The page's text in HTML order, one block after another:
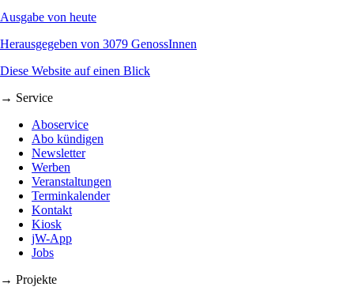
Ausgabe von heute
Herausgegeben von 3079 GenossInnen
Diese Website auf einen Blick
→ Service
Aboservice
Abo kündigen
Newsletter
Werben
Veranstaltungen
Terminkalender
Kontakt
Kiosk
jW-App
Jobs
→ Projekte